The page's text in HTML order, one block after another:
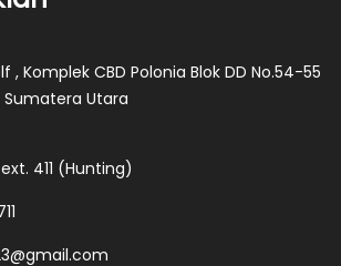
, Komplek CBD Polonia Blok DD No.54-55
Sumatera Utara
411 (Hunting)